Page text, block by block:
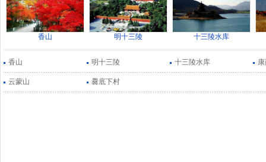
香山 明十三陵 十三陵水库
香山 明十三陵 十三陵水库
云蒙山 爨底下村